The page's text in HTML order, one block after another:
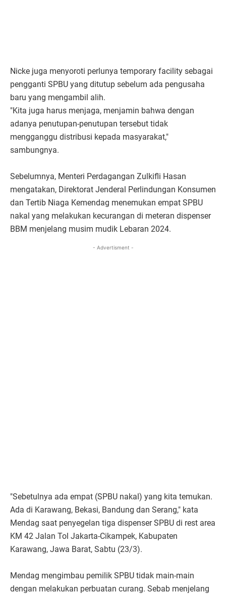
Nicke juga menyoroti perlunya temporary facility sebagai
pengganti SPBU yang ditutup sebelum ada pengusaha
baru yang mengambil alih.
"Kita juga harus menjaga, menjamin bahwa dengan
adanya penutupan-penutupan tersebut tidak
mengganggu distribusi kepada masyarakat,"
sambungnya.
Sebelumnya, Menteri Perdagangan Zulkifli Hasan
mengatakan, Direktorat Jenderal Perlindungan Konsumen
dan Tertib Niaga Kemendag menemukan empat SPBU
nakal yang melakukan kecurangan di meteran dispenser
BBM menjelang musim mudik Lebaran 2024.
- Advertisment -
"Sebetulnya ada empat (SPBU nakal) yang kita temukan.
Ada di Karawang, Bekasi, Bandung dan Serang," kata
Mendag saat penyegelan tiga dispenser SPBU di rest area
KM 42 Jalan Tol Jakarta-Cikampek, Kabupaten
Karawang, Jawa Barat, Sabtu (23/3).
Mendag mengimbau pemilik SPBU tidak main-main
dengan melakukan perbuatan curang. Sebab menjelang